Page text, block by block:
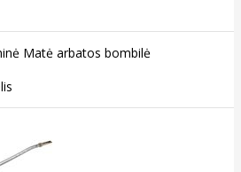
Matė arbatos bombilė